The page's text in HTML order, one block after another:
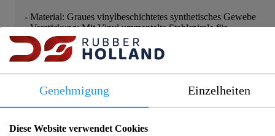
- Material: Graues vinylbeschichtetes synthetisches Gewebe
- Verstärkung: Mit Vinyl ummantelte Stahlspirale für
zusätzliche Stabilität
- Temperaturbereich: -10°C bis +180°C
- Eigenschaften: Hitzebeständig, flexibel und langlebig
- Anwendung: Geeignet für die Absaugung von Schweißrauch
Genehmigung Einzelheiten
Diese Website verwendet Cookies